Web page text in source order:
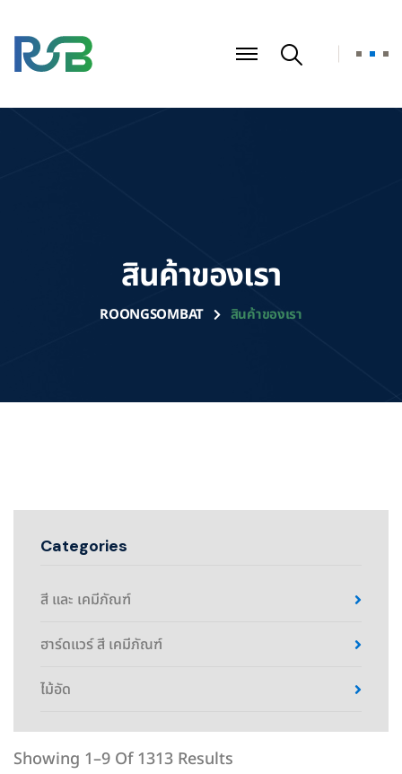
สินค้าของเรา
ROONGSOMBAT สินค้าของเรา
Categories
สี และ เคมีภัณฑ์
ฮาร์ดแวร์ สี เคมีภัณฑ์
ไม้อัด
Showing 1–9 Of 1313 Results